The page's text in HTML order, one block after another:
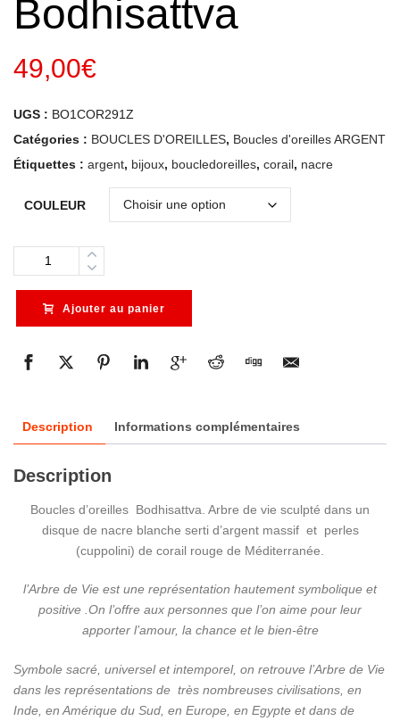
Bodhisattva
49,00€
UGS : BO1COR291Z
Catégories : BOUCLES D'OREILLES, Boucles d'oreilles ARGENT
Étiquettes : argent, bijoux, boucledoreilles, corail, nacre
COULEUR
Quantity
Ajouter au panier
Description Informations complémentaires
Description
Boucles d’oreilles Bodhisattva. Arbre de vie sculpté dans un
disque de nacre blanche serti d’argent massif et perles
(cuppolini) de corail rouge de Méditerranée.
l’Arbre de Vie est une représentation hautement symbolique et
positive . On l’offre aux personnes que l’on aime pour leur
apporter l’amour, la chance et le bien-être
Symbole sacré, universel et intemporel, on retrouve l’Arbre de Vie
dans les représentations de très nombreuses civilisations, en
Inde, en Amérique du Sud, en Europe, en Egypte et dans de